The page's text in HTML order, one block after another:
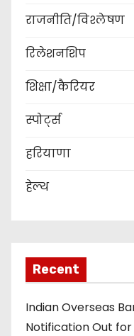
राजनीति/विश्लेषण
रिलेशनशिप
शिक्षा/कैरियर
स्पोर्ट्स
हरियाणा
हेल्थ
Recent
Indian Overseas
Notification Out for